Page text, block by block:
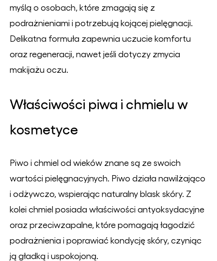
myślą o osobach, które zmagają się z
podrażnieniami i potrzebują kojącej pielęgnacji.
Delikatna formuła zapewnia uczucie komfortu
oraz regeneracji, nawet jeśli dotyczy zmycia
makijażu oczu.
Właściwości piwa i chmielu w
kosmetyce
Piwo i chmiel od wieków znane są ze swoich
wartości pielęgnacyjnych. Piwo działa nawilżająco
i odżywczo, wspierając naturalny blask skóry. Z
kolei chmiel posiada właściwości antyoksydacyjne
oraz przeciwzapalne, które pomagają łagodzić
podrażnienia i poprawiać kondycję skóry, czyniąc
ją gładką i uspokojoną.